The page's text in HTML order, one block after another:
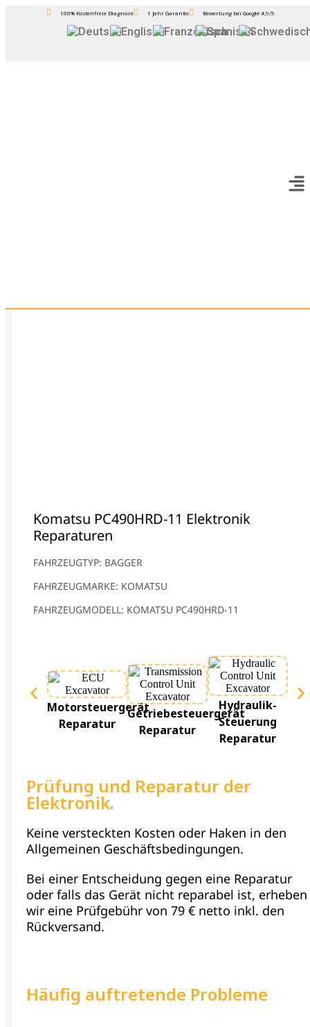
100% Kostenfreie Diagnose 1 Jahr Garantie Bewertung bei Google 4,9/5
Komatsu PC490HRD-11 Elektronik
Reparaturen
FAHRZEUGTYP: BAGGER
FAHRZEUGMARKE: KOMATSU
FAHRZEUGMODELL: KOMATSU PC490HRD-11
Motorsteuergerät
Reparatur
Getriebesteuergerät
Reparatur
Hydraulik-
Steuerung
Reparatur
Prüfung und Reparatur der
Elektronik.
Keine versteckten Kosten oder Haken in den
Allgemeinen Geschäftsbedingungen.
Bei einer Entscheidung gegen eine Reparatur
oder falls das Gerät nicht reparabel ist, erheben
wir eine Prüfgebühr von 79 € netto inkl. den
Rückversand.
Häufig auftretende Probleme